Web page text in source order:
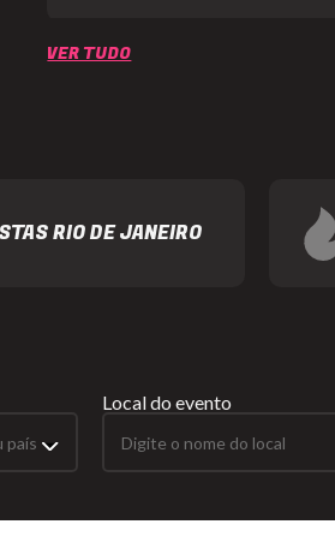
1
of
VER TUDO
RIO DE JANEIRO
Local do evento
Digite o nome do local